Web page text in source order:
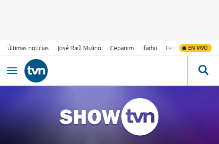
Últimas noticias José Raúl Mulino Cepanim Ifarhu Fenómeno de El
EN VIVO
Ir al contenido
Obrir navegació